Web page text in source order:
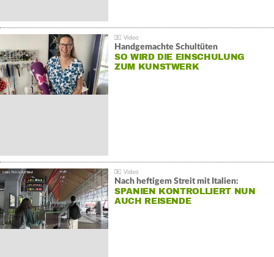
Handgemachte Schultüten
SO WIRD DIE EINSCHULUNG
ZUM KUNSTWERK
Nach heftigem Streit mit Italien:
SPANIEN KONTROLLIERT NUN
AUCH REISENDE